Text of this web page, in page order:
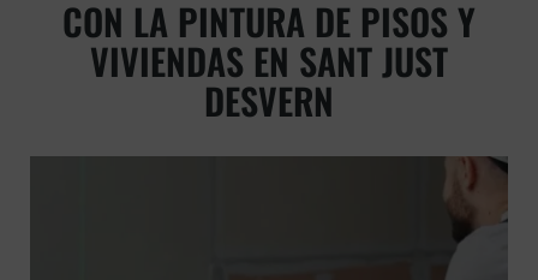
CON LA PINTURA DE PISOS Y
VIVIENDAS EN SANT JUST
DESVERN